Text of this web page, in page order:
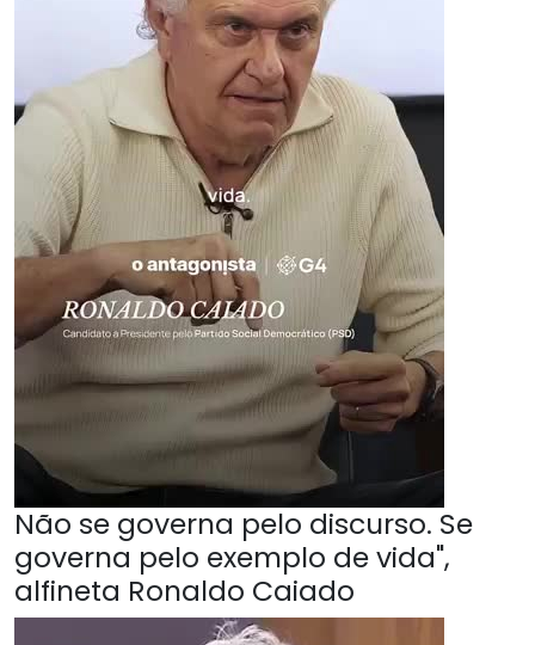
Não se governa pelo discurso. Se
governa pelo exemplo de vida",
alfineta Ronaldo Caiado